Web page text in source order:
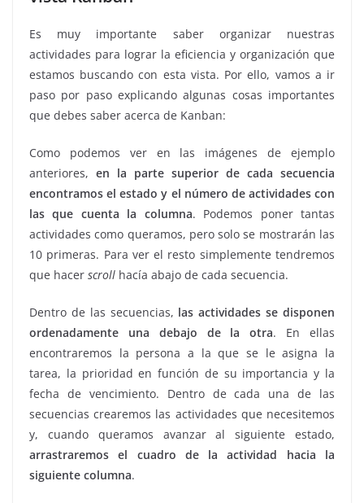
Es muy importante saber organizar nuestras
actividades para lograr la eficiencia y organización que
estamos buscando con esta vista. Por ello, vamos a ir
paso por paso explicando algunas cosas importantes
que debes saber acerca de Kanban:
Como podemos ver en las imágenes de ejemplo
anteriores, en la parte superior de cada secuencia
encontramos el estado y el número de actividades con
las que cuenta la columna. Podemos poner tantas
actividades como queramos, pero solo se mostrarán las
10 primeras. Para ver el resto simplemente tendremos
que hacer scroll hacía abajo de cada secuencia.
Dentro de las secuencias, las actividades se disponen
ordenadamente una debajo de la otra. En ellas
encontraremos la persona a la que se le asigna la
tarea, la prioridad en función de su importancia y la
fecha de vencimiento. Dentro de cada una de las
secuencias crearemos las actividades que necesitemos
y, cuando queramos avanzar al siguiente estado,
arrastraremos el cuadro de la actividad hacia la
siguiente columna.